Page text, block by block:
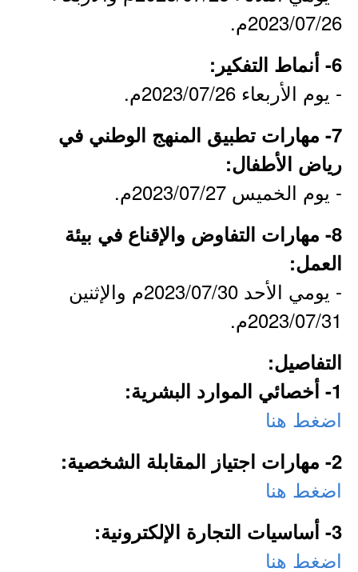
2023/07/26م.
6- أنماط التفكير:
- يوم الأربعاء 2023/07/26م.
7- مهارات تطبيق المنهج الوطني في
رياض الأطفال:
- يوم الخميس 2023/07/27م.
8- مهارات التفاوض والإقناع في بيئة
العمل:
- يومي الأحد 2023/07/30م والإثنين
2023/07/31م.
التفاصيل:
1- أخصائي الموارد البشرية:
اضغط هنا
2- مهارات اجتياز المقابلة الشخصية:
اضغط هنا
3- أساسيات التجارة الإلكترونية:
اضغط هنا